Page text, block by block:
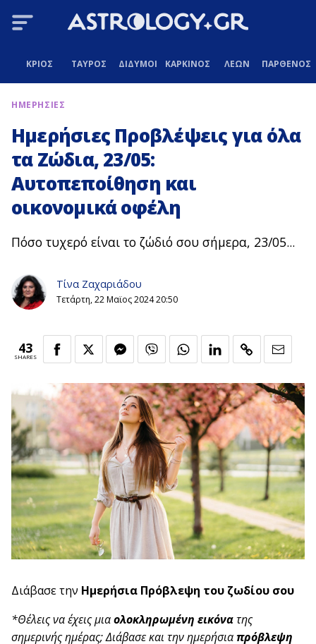
ΚΡΙΟΣ ΤΑΥΡΟΣ ΔΙΔΥΜΟΙ ΚΑΡΚΙΝΟΣ ΛΕΩΝ ΠΑΡΘΕΝΟΣ
ΗΜΕΡΗΣΙΕΣ
Ημερήσιες Προβλέψεις για όλα
τα Ζώδια, 23/05:
Αυτοπεποίθηση και
οικονομικά οφέλη
Πόσο τυχερό είναι το ζώδιό σου σήμερα, 23/05...
Τίνα Ζαχαριάδου
Τετάρτη, 22 Μαϊος 2024 20:50
43
SHARES
Διάβασε την Ημερήσια Πρόβλεψη του ζωδίου σου
*Θέλεις να έχεις μιαολοκληρωμένη εικόνατης
σημερινής ημέρας; Διάβασε και την ημερήσιαπρόβλεψη